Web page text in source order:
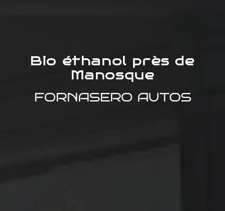
Bio éthanol près de
Manosque
FORNASERO AUTOS